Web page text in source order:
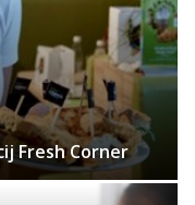
Fresh Corner